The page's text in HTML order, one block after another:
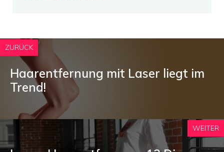
ZURÜCK
Haarentfernung mit Laser liegt im
Trend!
WEITER